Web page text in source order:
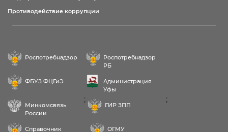
Противодействие коррупции
Роспотребнадзор
Роспотребнадзор
РБ
ФБУЗ ФЦГиЭ
Администрация
Уфы
Минкомсвязь
России
;
ГИР ЗПП
;
Справочник ОГМУ